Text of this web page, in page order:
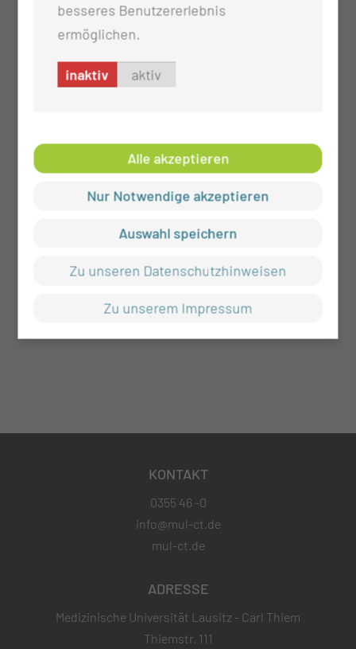
KONTAKT
0355 46 -0
info@mul-ct.de
mul-ct.de
ADRESSE
Medizinische Universität Lausitz - Carl Thiem
Thiemstr. 111
besseres Benutzererlebnis
ermöglichen.
inaktiv aktiv
Alle akzeptieren
Nur Notwendige akzeptieren
Auswahl speichern
Zu unseren Datenschutzhinweisen
Zu unserem Impressum